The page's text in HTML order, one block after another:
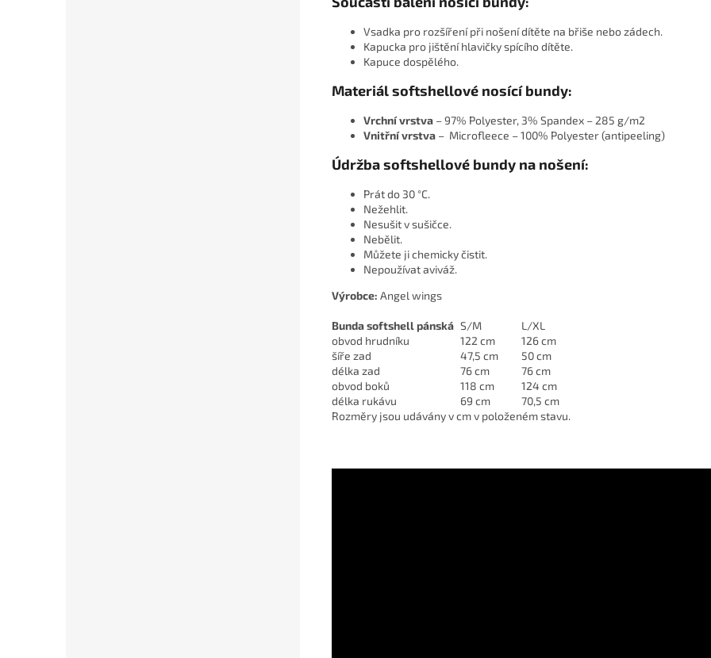
Vsadka pro rozšíření při nošení dítěte na břiše nebo zádech.
Kapucka pro jištění hlavičky spícího dítěte.
Kapuce dospělého.
Materiál softshellové nosící bundy:
Vrchní vrstva – 97% Polyester, 3% Spandex – 285 g/m2
Vnitřní vrstva – Microfleece – 100% Polyester (antipeeling)
Údržba softshellové bundy na nošení:
Prát do 30 °C.
Nežehlit.
Nesušit v sušičce.
Nebělit.
Můžete ji chemicky čistit.
Nepoužívat aviváž.
Výrobce: Angel wings
Bunda softshell pánská S/M
L/XL
obvod hrudníku
122 cm
126 cm
šíře zad
47,5 cm
50 cm
délka zad
76 cm
76 cm
obvod boků
118 cm
124 cm
délka rukávu
69 cm
70,5 cm
Rozměry jsou udávány v cm v položeném stavu.